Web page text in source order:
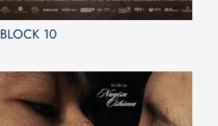
BLOCK 10